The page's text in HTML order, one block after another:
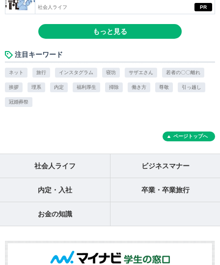
PR
社会人ライフ
もっと見る
注目キーワード
ネット 旅行 インスタグラム 寝坊 サザエさん 若者の〇〇離れ
挨拶 理系 内定 福利厚生 掃除 働き方 尊敬 引っ越し
冠婚葬祭
ページトップへ
社会人ライフ ビジネスマナー
内定・入社 卒業・卒業旅行
お金の知識